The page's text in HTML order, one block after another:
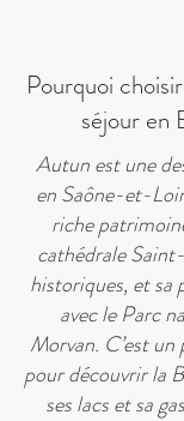
Pourquoi
séjour en
Autun est une
en Saône-et-
riche
cathédrale
historiques, et
avec le Parc
Morvan. C’est
pour découvrir la
ses lacs et sa